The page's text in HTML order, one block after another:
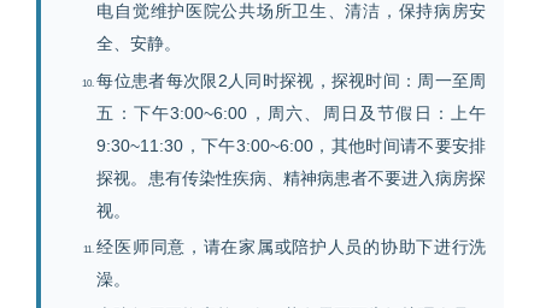
电自觉维护医院公共场所卫生、清洁，保持病房安
全、安静。
每位患者每次限2人同时探视，探视时间：周一至周
五：下午3:00~6:00，周六、周日及节假日：上午
9:30~11:30，下午3:00~6:00，其他时间请不要安排
探视。患有传染性疾病、精神病患者不要进入病房探
视。
经医师同意，请在家属或陪护人员的协助下进行洗
澡。